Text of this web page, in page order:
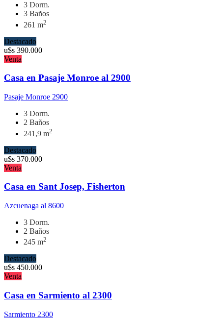
3 Dorm.
3 Baños
261 m2
Destacado
u$s 390.000
Venta
Casa en Pasaje Monroe al 2900
Pasaje Monroe 2900
3 Dorm.
2 Baños
241,9 m2
Destacado
u$s 370.000
Venta
Casa en Sant Josep, Fisherton
Azcuenaga al 8600
3 Dorm.
2 Baños
245 m2
Destacado
u$s 450.000
Venta
Casa en Sarmiento al 2300
Sarmiento 2300